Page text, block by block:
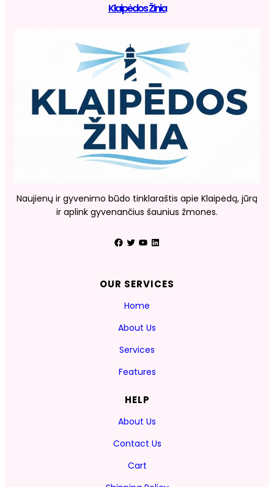
Klaipėdos Žinia
Naujienų ir gyvenimo būdo tinklaraštis apie Klaipėdą, jūrą
ir aplink gyvenančius šaunius žmones.
Facebook Twitter YouTube LinkedIn
OUR SERVICES
Home
About Us
Services
Features
HELP
About Us
Contact Us
Cart